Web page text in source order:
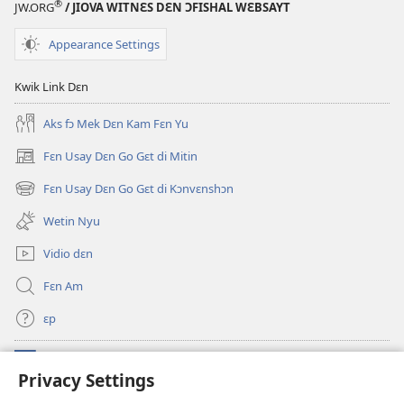
Privacy Settings
Wɔl
Oli
JW.ORG® / JIOVA WITNƐS DƐN ƆFISHAL WƐBSAYT
Appearance Settings
Kwik Link Dɛn
Aks fɔ Mek Dɛn Kam Fɛn Yu
Fɛn Usay Dɛn Go Gɛt di Mitin
(opens
new
window)
Fɛn Usay Dɛn Go Gɛt di Kɔnvɛnshɔn
(opens
new
window)
Wetin Nyu
Vidio dɛn
Fɛn Am
ɛp
(opens
new